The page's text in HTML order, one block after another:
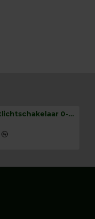
Contactlichtschakelaar 0-1-2-3